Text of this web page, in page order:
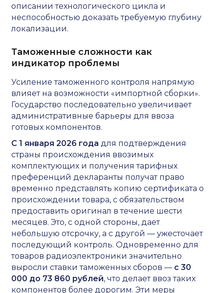
описании технологического цикла и
неспособностью доказать требуемую глубину
локализации.
Таможенные сложности как
индикатор проблемы
Усиление таможенного контроля напрямую
влияет на возможности «импортной сборки».
Государство последовательно увеличивает
административные барьеры для ввоза
готовых компонентов.
С 1 января 2026 года для подтверждения
страны происхождения ввозимых
комплектующих и получения тарифных
преференций декларанты получат право
временно представлять копию сертификата о
происхождении товара, с обязательством
предоставить оригинал в течение шести
месяцев. Это, с одной стороны, дает
небольшую отсрочку, а с другой — ужесточает
последующий контроль. Одновременно для
товаров радиоэлектроники значительно
выросли ставки таможенных сборов — с 30
000 до 73 860 рублей, что делает ввоз таких
компонентов более дорогим. Эти меры